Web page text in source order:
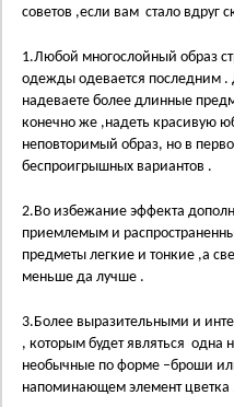
советов ,если вам стало вдруг
1.Любой многослойный образ
одежды одевается последним .
надеваете более длинные
конечно же ,надеть красивую
неповторимый образ, но в
беспроигрышных вариантов .
2.Во избежание эффекта
приемлемым и
предметы легкие и тонкие ,а
меньше да лучше .
3.Более выразительными и
, которым будет являться
необычные по форме –броши
напоминающем элемент